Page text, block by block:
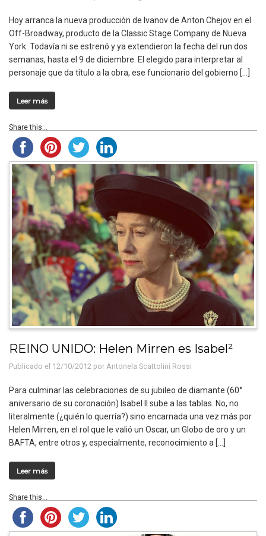
Hoy arranca la nueva producción de Ivanov de Anton Chejov en el
Off-Broadway, producto de la Classic Stage Company de Nueva
York. Todavía ni se estrenó y ya extendieron la fecha del run dos
semanas, hasta el 9 de diciembre. El elegido para interpretar al
personaje que da título a la obra, ese funcionario del gobierno […]
Leer más
Share this...
REINO UNIDO: Helen Mirren es Isabel²
Publicado el 12/10/2012 por Antonela Scattolini Rossi
Para culminar las celebraciones de su jubileo de diamante (60°
aniversario de su coronación) Isabel II sube a las tablas. No, no
literalmente (¿quién lo querría?) sino encarnada una vez más por
Helen Mirren, en el rol que le valió un Oscar, un Globo de oro y un
BAFTA, entre otros y, especialmente, reconocimiento a […]
Leer más
Share this...